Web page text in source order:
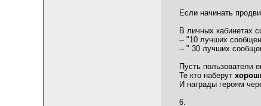
Если начинать
В личных кабинетах
-- "10 лучших
-- " 30 лучших
Пусть пользователи
Те кто наберут
И награды героям
6.